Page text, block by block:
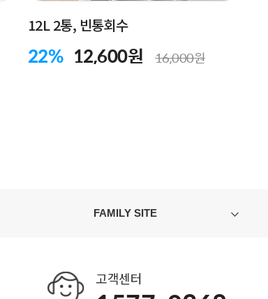
12L 2통, 빈통회수
22% 12,600원 16,000원
FAMILY SITE
고객센터